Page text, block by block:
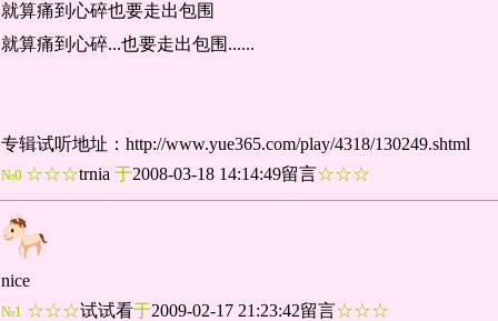
就算痛到心碎也要走出包围
就算痛到心碎...也要走出包围......
专辑试听地址：http://www.yue365.com/play/4318/130249.shtml
№0 ☆☆☆trnia 于2008-03-18 14:14:49留言☆☆☆
nice
№1 ☆☆☆试试看于2009-02-17 21:23:42留言☆☆☆